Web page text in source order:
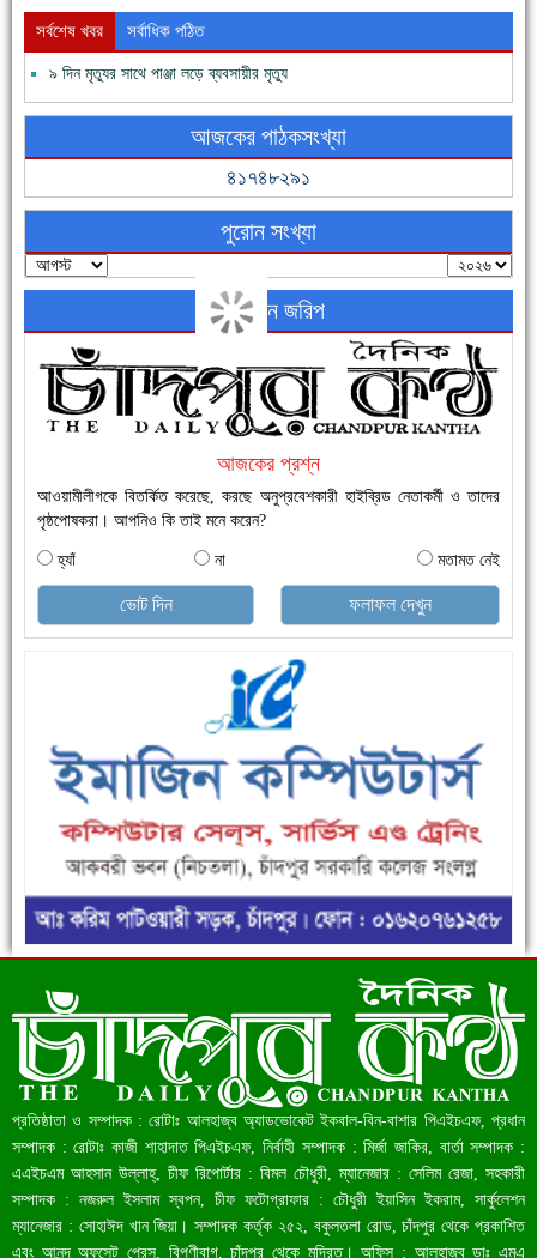
ফরিদগঞ্জের ভূমিহীন ২০ পরিবার আজ নিজের পাকা ঘরে উঠছে
নতুনবাজার ফাঁড়ি পুলিশের অভিযানে ৪০ পিচ ইয়াবাসহ ১ জন গ্রেফতার
এক সপ্তাহে শনাক্ত বেড়েছে ৫৫%, মৃত্যু ৪৬%
ফরিদগঞ্জে ড্রেন ও সড়ক নির্মাণে ধীরগতি জনদুর্ভোগ চরমে
রেকর্ড ৪৫.৪৬ বিলিয়ন ডলারের রিজার্ভ
সর্বশেষ খবর সর্বাধিক পঠিত
৯ দিন মৃত্যুর সাথে পাঞ্জা লড়ে ব্যবসায়ীর মৃত্যু
আজকের পাঠকসংখ্যা
৪১৭৪৮২৯১
পুরোন সংখ্যা
অনলাইন জরিপ
আজকের প্রশ্ন
আওয়ামীলীগকে বিতর্কিত করেছে, করছে অনুপ্রবেশকারী হাইব্রিড নেতাকর্মী ও তাদের
পৃষ্ঠপোষকরা। আপনিও কি তাই মনে করেন?
হ্যাঁ না মতামত নেই
ভোট দিন ফলাফল দেখুন
প্রতিষ্ঠাতা ও সম্পাদক : রোটাঃ আলহাজ্ব অ্যাডভোকেট ইকবাল-বিন-বাশার পিএইচএফ, প্রধান
সম্পাদক : রোটাঃ কাজী শাহাদাত পিএইচএফ, নির্বাহী সম্পাদক : মির্জা জাকির, বার্তা সম্পাদক :
এএইচএম আহসান উল্লাহ্, চীফ রিপোর্টার : বিমল চৌধুরী, ম্যানেজার : সেলিম রেজা, সহকারী
সম্পাদক : নজরুল ইসলাম স্বপন, চীফ ফটোগ্রাফার : চৌধুরী ইয়াসিন ইকরাম, সার্কুলেশন
ম্যানেজার : সোহাঈদ খান জিয়া। সম্পাদক কর্তৃক ২৫২, বকুলতলা রোড, চাঁদপুর থেকে প্রকাশিত
এবং আনন্দ অফসেট প্রেস, বিপণীবাগ, চাঁদপুর থেকে মুদ্রিত। অফিস : আলহাজ্ব ডাঃ এমএ